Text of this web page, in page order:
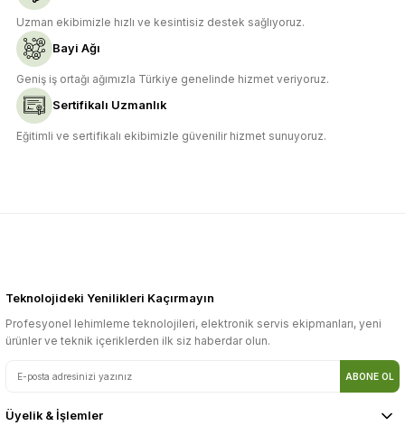
Uzman ekibimizle hızlı ve kesintisiz destek sağlıyoruz.
Bayi Ağı
Geniş iş ortağı ağımızla Türkiye genelinde hizmet veriyoruz.
Sertifikalı Uzmanlık
Eğitimli ve sertifikalı ekibimizle güvenilir hizmet sunuyoruz.
Teknolojideki Yenilikleri Kaçırmayın
Profesyonel lehimleme teknolojileri, elektronik servis ekipmanları, yeni
ürünler ve teknik içeriklerden ilk siz haberdar olun.
ABONE OL
Üyelik & İşlemler